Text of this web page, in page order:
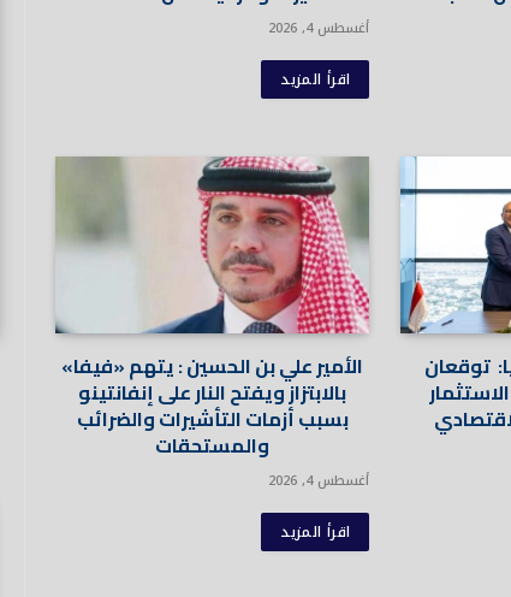
أغسطس 4, 2026
اقرأ المزيد
توقعان الأمير علي بن الحسين : يتهم «فيفا»
بالابتزاز ويفتح النار على إنفانتينو
بسبب أزمات التأشيرات والضرائب
والمستحقات
أغسطس 4, 2026
اقرأ المزيد